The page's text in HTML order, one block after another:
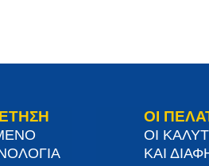
ΟΙ
ΟΙ
ΚΑΙ